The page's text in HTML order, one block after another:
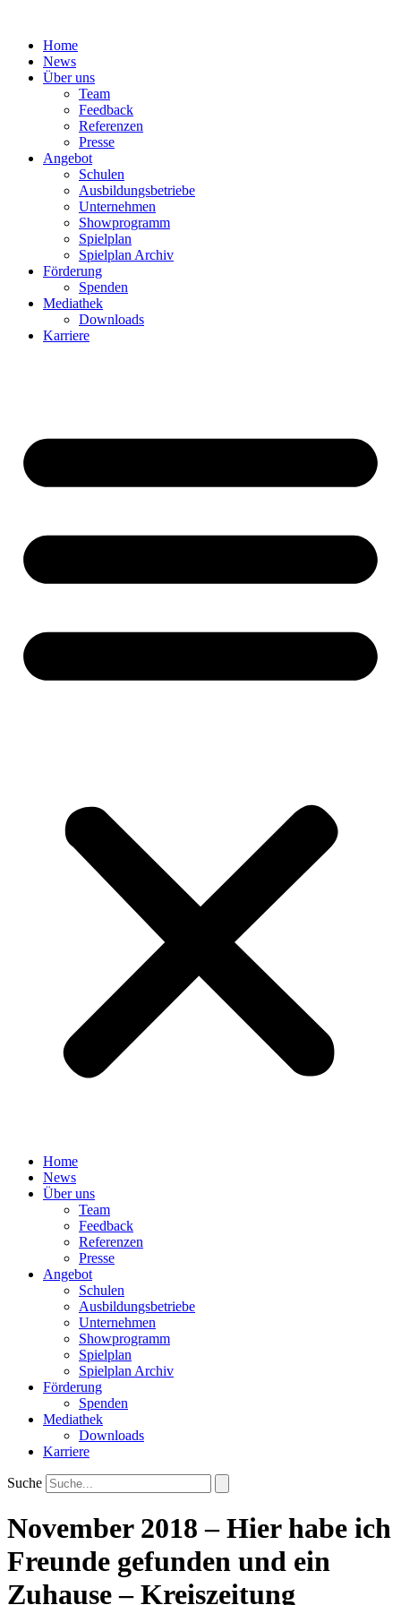
springenHome
News
Über uns
Team
Feedback
Referenzen
Presse
Angebot
Schulen
Ausbildungsbetriebe
Unternehmen
Showprogramm
Spielplan
Spielplan Archiv
Förderung
Spenden
Mediathek
Downloads
Karriere
Home
News
Über uns
Team
Feedback
Referenzen
Presse
Angebot
Schulen
Ausbildungsbetriebe
Unternehmen
Showprogramm
Spielplan
Spielplan Archiv
Förderung
Spenden
Mediathek
Downloads
Karriere
Suche
November 2018 – Hier habe ich
Freunde gefunden und ein
Zuhause – Kreiszeitung